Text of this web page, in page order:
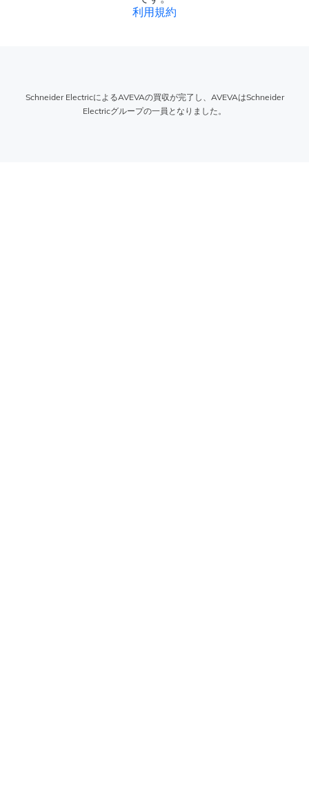
利用規約
Schneider ElectricによるAVEVAの買収が完了し、AVEVAはSchneider
Electricグループの一員となりました。